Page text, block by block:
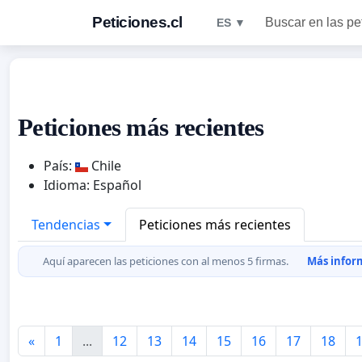
Peticiones.cl ES ▼ Buscar en las
Peticiones más recientes
País:
Chile
Idioma: Español
Tendencias Peticiones más recientes
Aquí aparecen las peticiones con al menos 5 firmas. Más
« 1 ... 12 13 14 15 16 17 18